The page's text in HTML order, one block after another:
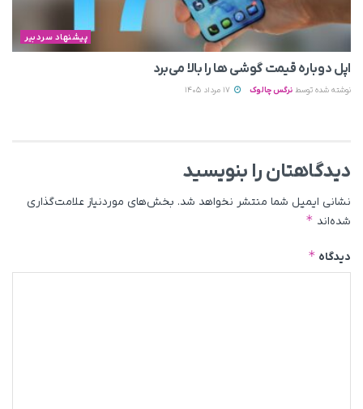
پیشنهاد سردبیر
اپل دوباره قیمت‌ گوشی ها را بالا می‌برد
نوشته شده توسط نرگس چالوک
دیدگاهتان را بنویسید
نشانی ایمیل شما منتشر نخواهد شد. بخش‌های موردنیاز علامت‌گذاری
شده‌اند *
دیدگاه *